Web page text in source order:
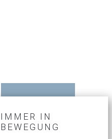
IMMER IN
BEWEGUNG